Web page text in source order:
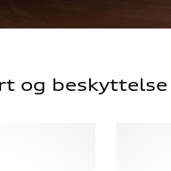
og beskyttelse